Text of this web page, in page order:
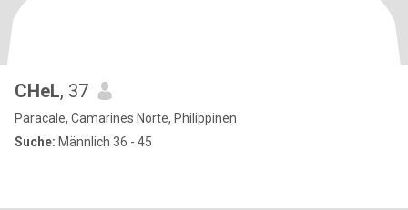
CHeL, 37
Paracale, Camarines Norte, Philippinen
Suche: Männlich 36 - 45